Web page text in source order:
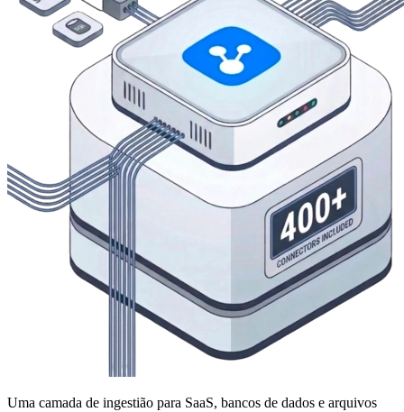
Uma camada de ingestião para SaaS, bancos de dados e arquivos